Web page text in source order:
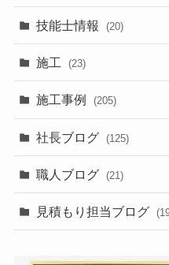
技能士情報 (20)
施工 (23)
施工事例 (205)
社長ブログ (125)
職人ブログ (21)
見積もり担当ブログ